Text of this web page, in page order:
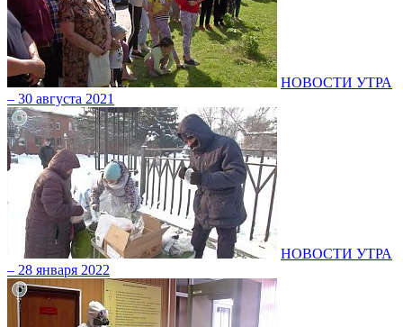
НОВОСТИ УТРА
– 30 августа 2021
НОВОСТИ УТРА
– 28 января 2022